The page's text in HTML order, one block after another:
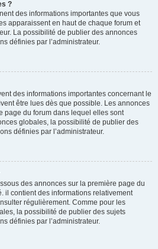
?
des informations importantes que vous
apparaissent en haut de chaque forum et
La possibilité de publier des annonces
définies par l’administrateur.
des informations importantes concernant le
être lues dès que possible. Les annonces
page du forum dans lequel elles sont
globales, la possibilité de publier des
définies par l’administrateur.
des annonces sur la première page du
il contient des informations relativement
régulièrement. Comme pour les
la possibilité de publier des sujets
définies par l’administrateur.